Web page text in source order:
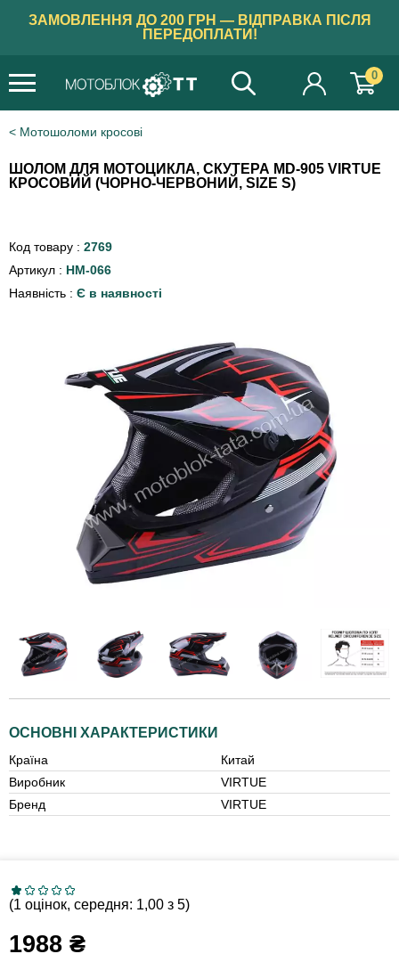
ЗАМОВЛЕННЯ ДО 200 ГРН — ВІДПРАВКА ПІСЛЯ
ПЕРЕДОПЛАТИ!
0
Мотошоломи кросові
ШОЛОМ ДЛЯ МОТОЦИКЛА, СКУТЕРА MD-905 VIRTUE
КРОСОВИЙ (ЧОРНО-ЧЕРВОНИЙ, SIZE S)
Код товару : 2769
Артикул : HM-066
Наявність : Є в наявності
ОСНОВНІ ХАРАКТЕРИСТИКИ
Країна
Китай
Виробник
VIRTUE
Бренд
VIRTUE
(1 оцінок, середня: 1,00 з 5)
1988 ₴